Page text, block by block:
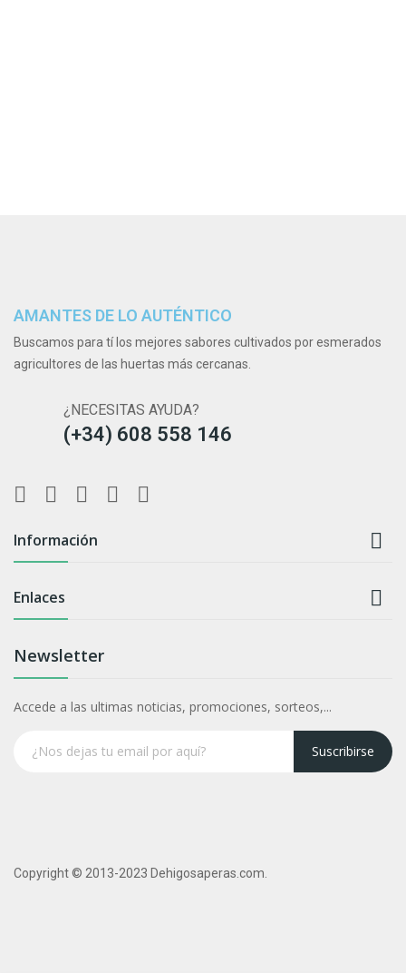
AMANTES DE LO AUTÉNTICO
Buscamos para tí los mejores sabores cultivados por esmerados
agricultores de las huertas más cercanas.
¿NECESITAS AYUDA?
(+34) 608 558 146
Información 
Enlaces 
Newsletter
Accede a las ultimas noticias, promociones, sorteos,...
Suscribirse
Copyright © 2013-2023 Dehigosaperas.com.